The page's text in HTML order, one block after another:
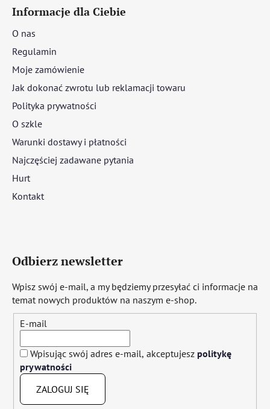
Informacje dla Ciebie
O nas
Regulamin
Moje zamówienie
Jak dokonać zwrotu lub reklamacji towaru
Polityka prywatności
O szkle
Warunki dostawy i płatności
Najczęściej zadawane pytania
Hurt
Kontakt
Odbierz newsletter
Wpisz swój e-mail, a my będziemy przesyłać ci informacje na
temat nowych produktów na naszym e-shop.
E-mail
Wpisując swój adres e-mail, akceptujesz politykę
prywatności
ZALOGUJ SIĘ